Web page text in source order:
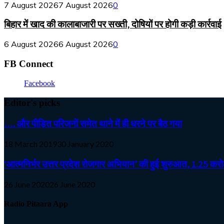
7 August 20267 August 20260
बिहार में खाद की कालाबाजारी पर सख्ती, दोषियों पर होगी कड़ी कार्रवाई
6 August 20266 August 20260
FB Connect
Facebook
Editor's picks
…. और पीड़ित परिजनों समेत थाने में ही धरने पर बैठ गया
18 March 201930 January 2020
‘आत्मनिर्भर उत्तर प्रदेश रोजगार अभियान’ की हुई शुरुआत, 1.25
26 June 202026 June 2020
Radio Pitaara App